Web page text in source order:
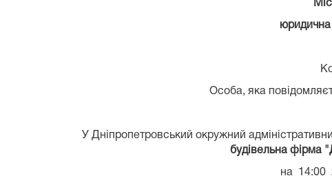
юридична
Особа, яка
У Дніпропетровський окружний
будівельна фірма
на 14:00